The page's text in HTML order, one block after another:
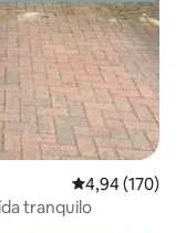
4,94 de uma
4,94 (170)
tranquilo